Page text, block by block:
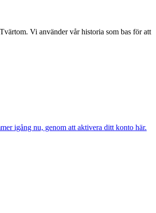
Vi använder vår historia som bas för att
igång nu, genom att aktivera ditt konto här.